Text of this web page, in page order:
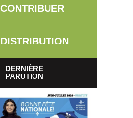
CONTRIBUER
DISTRIBUTION
DERNIÈRE
PARUTION